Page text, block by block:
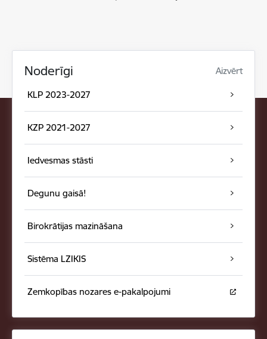
Noderīgi Aizvērt
KLP 2023-2027
KZP 2021-2027
Iedvesmas stāsti
Degunu gaisā!
Birokrātijas mazināšana
Sistēma LZIKIS
Zemkopības nozares e-pakalpojumi